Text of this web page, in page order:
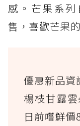
感。芒果系
售，喜歡芒果
優惠新品資
楊枝甘露
日前嚐鮮價